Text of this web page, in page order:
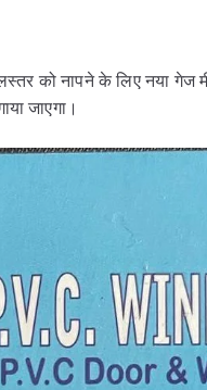
को नापने के लिए नया गेज
जाएगा।